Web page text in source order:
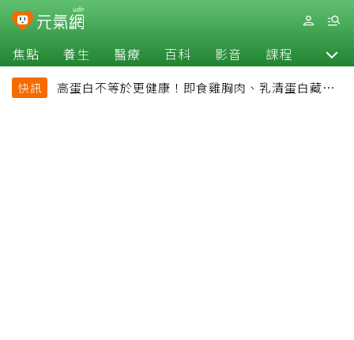
焦點 養生 醫療 百科 影音 課程 退休
快訊
高蛋白不等於更健康！即食雞胸肉、乳清蛋白藏陷